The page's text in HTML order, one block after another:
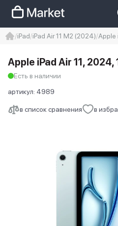
Iphone 14 pro max
айфон
iPad iPad Air 11 M2 (2024) Apple
в список сравнения в
Apple iPad Air 11, 2024,
Есть в наличии
артикул: 4989